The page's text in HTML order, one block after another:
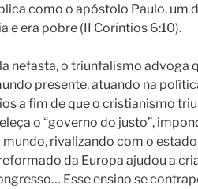
como o apóstolo Paulo, um
e era pobre (II Coríntios 6:10).
nefasta, o triunfalismo advoga
presente, atuando na
a fim de que o cristianismo
o “governo do justo”,
rivalizando com o
da Europa ajudou a
Esse ensino se